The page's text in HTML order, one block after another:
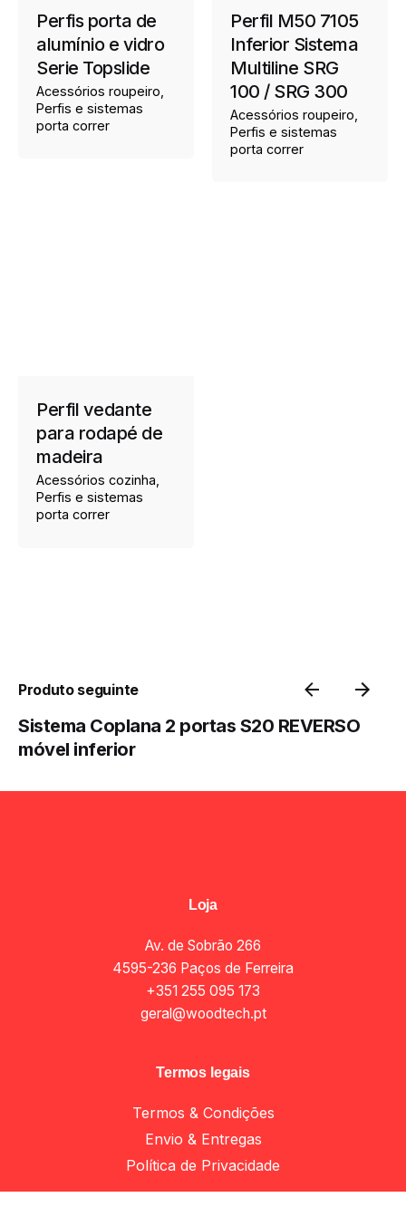
Add to cart
Perfis porta de
alumínio e vidro
Serie Topslide
Acessórios roupeiro
Perfis e sistemas
porta correr
Perfil M50 7105
Inferior Sistema
Multiline SRG
100 / SRG 300
Acessórios roupeiro
Perfis e sistemas
porta correr
Perfil vedante
para rodapé de
madeira
Acessórios cozinha
Perfis e sistemas
porta correr
Produto seguinte
Sistema Coplana 2 portas S20 REVERSO
móvel inferior
Loja
Av. de Sobrão 266
4595-236 Paços de Ferreira
+351 255 095 173
geral@woodtech.pt
Termos legais
Termos & Condições
Envio & Entregas
Política de Privacidade